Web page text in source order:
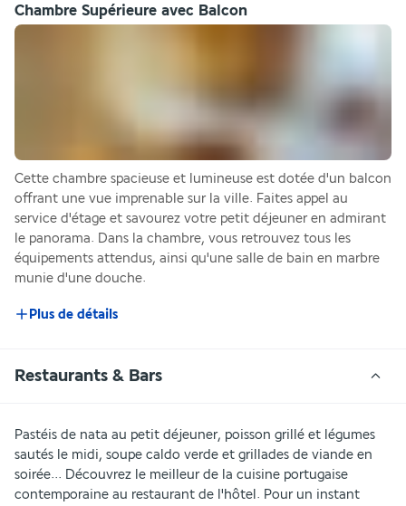
Chambre Supérieure avec Balcon
Cette chambre spacieuse et lumineuse est dotée d'un balcon
offrant une vue imprenable sur la ville. Faites appel au
service d'étage et savourez votre petit déjeuner en admirant
le panorama. Dans la chambre, vous retrouvez tous les
équipements attendus, ainsi qu'une salle de bain en marbre
munie d'une douche.
Plus de détails
Restaurants & Bars
Pastéis de nata au petit déjeuner, poisson grillé et légumes
sautés le midi, soupe caldo verde et grillades de viande en
soirée... Découvrez le meilleur de la cuisine portugaise
contemporaine au restaurant de l'hôtel. Pour un instant